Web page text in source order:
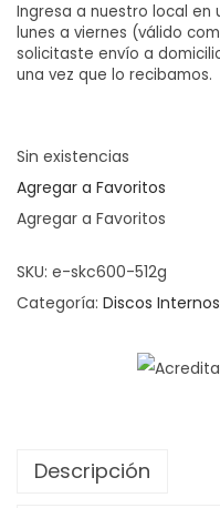
Ingresa a nuestro local en
lunes a viernes (válido
solicitaste envío a
una vez que lo recibamos.
Sin existencias
Agregar a Favoritos
Agregar a Favoritos
SKU: e-skc600-512g
Categoría: Discos Internos
Descripción